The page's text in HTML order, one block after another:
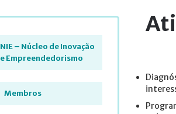
NIE – Núcleo de Inovação
e Empreendedorismo
Membros